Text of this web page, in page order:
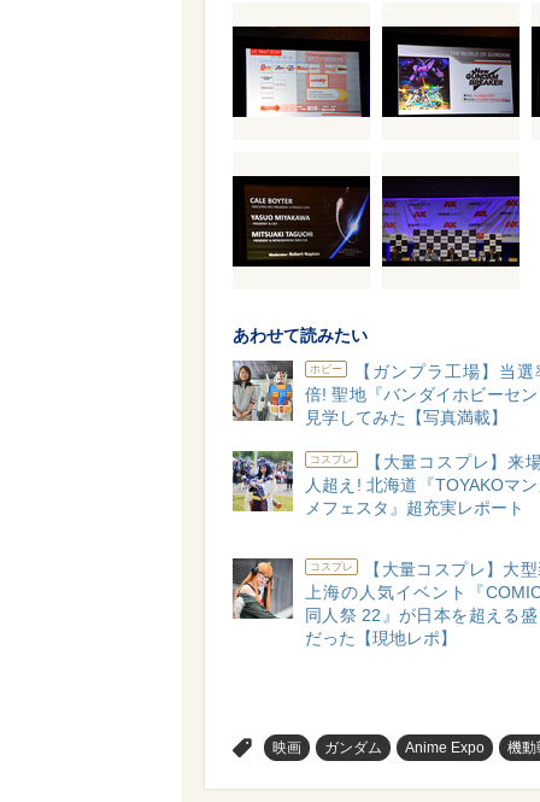
あわせて読みたい
ホビー
【ガンプラ工場】当
倍! 聖地『バンダイホビーセ
見学してみた【写真満載】
コスプレ
【大量コスプレ】来
人超え! 北海道『TOYAKOマ
メフェスタ』超充実レポート
コスプレ
【大量コスプレ】大
上海の人気イベント『
同人祭 22』が日本を超える
だった【現地レポ】
映画 ガンダム Anime Expo 機動